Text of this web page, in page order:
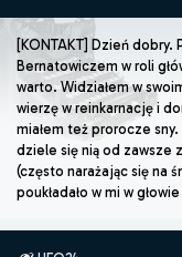
[KONTAKT] Dzień
Bernatowiczem w roli
warto. Widziałem w
wierzę w reinkarnację i
miałem też prorocze
dziele się nią od zawsze
(często narażając się na
poukładało w mi w